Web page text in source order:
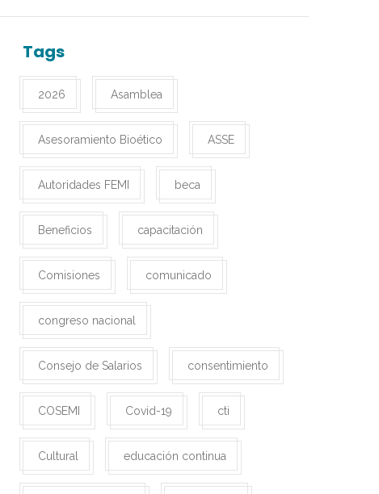
Tags
2026 Asamblea
Asesoramiento Bioético ASSE
Autoridades FEMI beca
Beneficios capacitación
Comisiones comunicado
congreso nacional
Consejo de Salarios consentimiento
COSEMI Covid-19 cti
Cultural educación continua